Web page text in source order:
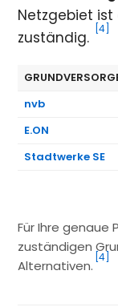
Netzgebiet
zuständig.
[4]
nvb
E.ON
Stadtwerke SE
Für Ihre genaue
zuständigen
Alternativen.
[4]